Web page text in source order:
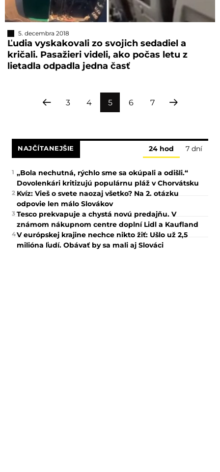
5. decembra 2018
Ľudia vyskakovali zo svojich sedadiel a
kričali. Pasažieri videli, ako počas letu z
lietadla odpadla jedna časť
3 4 5 6 7
NAJČÍTANEJŠIE 24 hod 7 dní
1 „Bola nechutná, rýchlo sme sa okúpali a odišli.“
Dovolenkári kritizujú populárnu pláž v Chorvátsku
2 Kvíz: Vieš o svete naozaj všetko? Na 2. otázku
odpovie len málo Slovákov
3 Tesco prekvapuje a chystá novú predajňu. V
známom nákupnom centre doplní Lidl a Kaufland
4V európskej krajine nechce nikto žiť: Ušlo už 2,5
milióna ľudí. Obávať by sa mali aj Slováci